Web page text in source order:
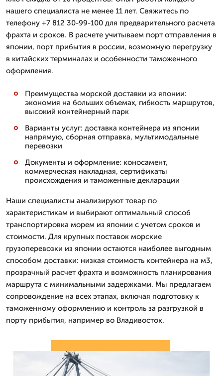
нашего специалиста не менее 11 лет. Свяжитесь по
телефону +7 812 30-99-100 для предварительного расчета
фрахта и сроков. В расчете учитываем порт отправления в
японии, порт прибытия в россии, возможную перегрузку
в китайских терминалах и особенности таможенного
оформления.
Преимущества морской доставки из японии:
экономия на больших объемах, гибкость маршрутов,
высокий контейнерный парк
Варианты услуг: доставка контейнера из японии
напрямую, сборная отправка, мультимодальные
перевозки
Документы и оформление: коносамент,
коммерческая накладная, сертификаты
происхождения и таможенные декларации
Наши специалисты анализируют товар по
характеристикам и выбирают оптимальный способ
транспортировка морем из японии с учетом сроков и
стоимости. Для крупных поставок морские
грузоперевозки из японии остаются наиболее выгодным
способом доставки: низкая стоимость контейнера на м3,
прозрачный расчет фрахта и возможность планирования
маршрута с минимальными задержками. Мы предлагаем
сопровождение на всех этапах, включая подготовку к
таможенному оформлению и контроль за разгрузкой в
порту прибытия, например во Владивосток.